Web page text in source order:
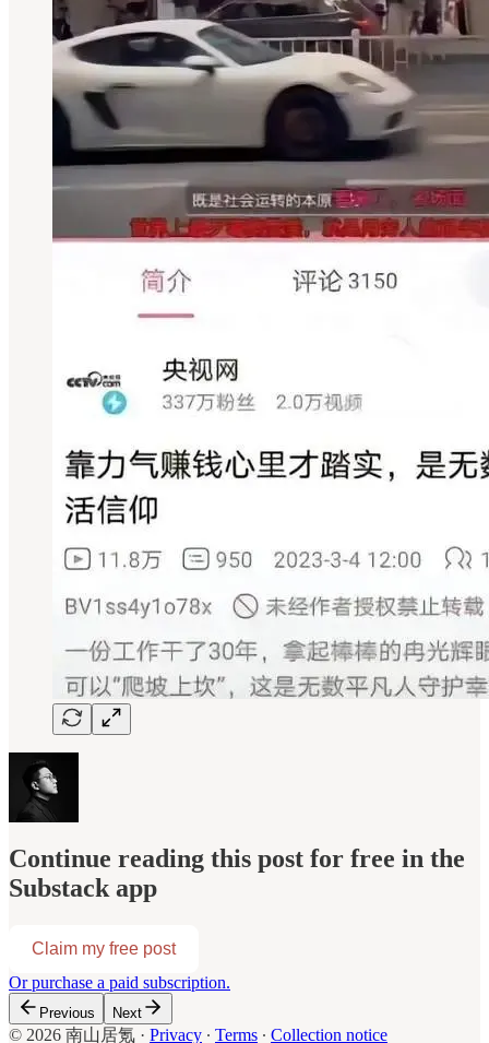
Continue reading this post for free in the
Substack app
Claim my free post
Or purchase a paid subscription.
Previous Next
© 2026 南山居氪 · Privacy ∙ Terms ∙ Collection notice